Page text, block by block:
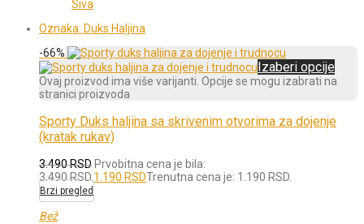
Siva
Oznaka: Duks Haljina
-66%
Izaberi opcije
Ovaj proizvod ima više varijanti. Opcije se mogu izabrati na
stranici proizvoda
Sporty Duks haljina sa skrivenim otvorima za dojenje
(kratak rukav)
3.490RSD Prvobitna cena je bila:
3.490 RSD.1.190 RSDTrenutna cena je: 1.190 RSD.
Brzi pregled
Bež